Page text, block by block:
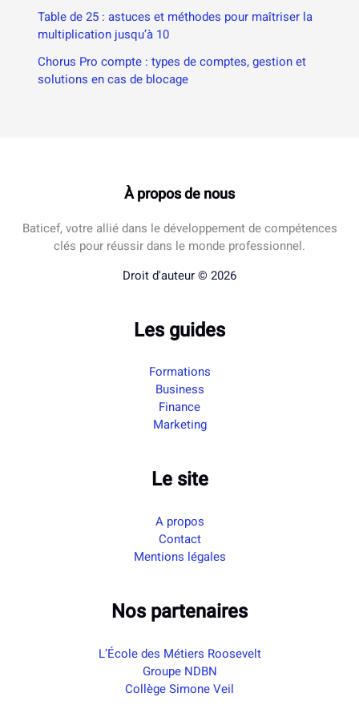
Table de 25 : astuces et méthodes pour maîtriser la
multiplication jusqu’à 10
Chorus Pro compte : types de comptes, gestion et
solutions en cas de blocage
À propos de nous
Baticef, votre allié dans le développement de compétences
clés pour réussir dans le monde professionnel.
Droit d'auteur © 2026
Les guides
Formations
Business
Finance
Marketing
Le site
A propos
Contact
Mentions légales
Nos partenaires
L’École des Métiers Roosevelt
Groupe NDBN
Collège Simone Veil